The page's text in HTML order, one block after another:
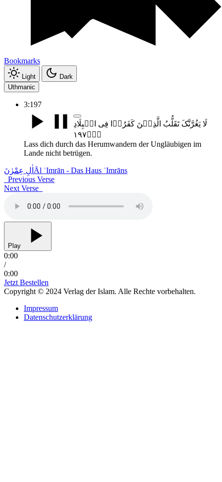
Bookmarks
Light
Dark
Uthmanic
3:197
لَا یَغُرَّنَّکَ تَقَلُّبُ الَّذِیۡنَ کَفَرُوۡا فِی الۡبِلَادِ
﴿۱۹۷﴾ؕ
Lass dich durch das Herumwandern der Ungläubigen im
Lande nicht betrügen.
اٰلِ عِمْرٰنَ Āl ʿImrān - Das Haus ʿImrāns
Previous Verse
Next Verse
Play
0:00
/
0:00
Jetzt Bestellen
Copyright © 2024 Verlag der Islam. Alle Rechte vorbehalten.
Impressum
Datenschutzerklärung